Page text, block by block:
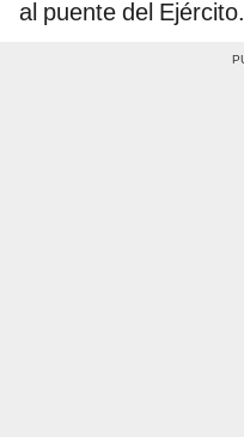
al puente del Ejército.